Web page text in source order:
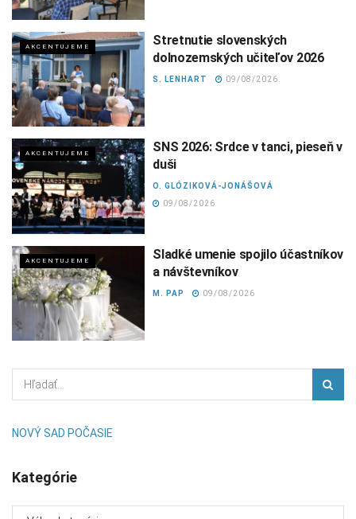
AKCENTUJEME
Stretnutie slovenských
dolnozemských učiteľov 2026
S. LENHART 09/08/2026
AKCENTUJEME
SNS 2026: Srdce v tanci, pieseň v
duši
O. GLÓZIKOVÁ-JONÁŠOVÁ
09/08/2026
AKCENTUJEME
Sladké umenie spojilo účastníkov
a návštevníkov
M. PAP 09/08/2026
NOVÝ SAD POČASIE
Kategórie